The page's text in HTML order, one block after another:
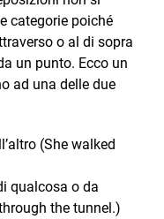
categorie poiché
o al di sopra
un punto. Ecco un
ad una delle due
(She walked
qualcosa o da
the tunnel.)